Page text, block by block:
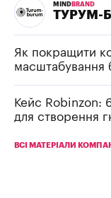
MIND BRAND
ТУРУМ-
Як покращити
масштабування
Кейс Robinzon:
для створення
ВСІ МАТЕРІАЛИ